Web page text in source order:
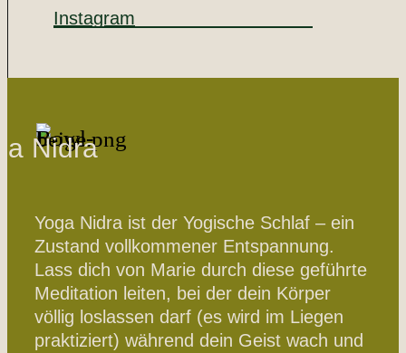
Instagram
Nidra
Yoga Nidra ist der Yogische Schlaf – ein
Zustand vollkommener Entspannung.
Lass dich von Marie durch diese geführte
Meditation leiten, bei der dein Körper
völlig loslassen darf (es wird im Liegen
praktiziert) während dein Geist wach und